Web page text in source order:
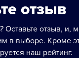
отзыв
Оставьте отзыв, и,
в выборе. Кроме
наш рейтинг.